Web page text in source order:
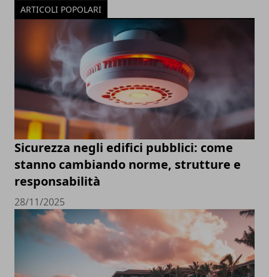
ARTICOLI POPOLARI
Sicurezza negli edifici pubblici: come
stanno cambiando norme, strutture e
responsabilità
28/11/2025